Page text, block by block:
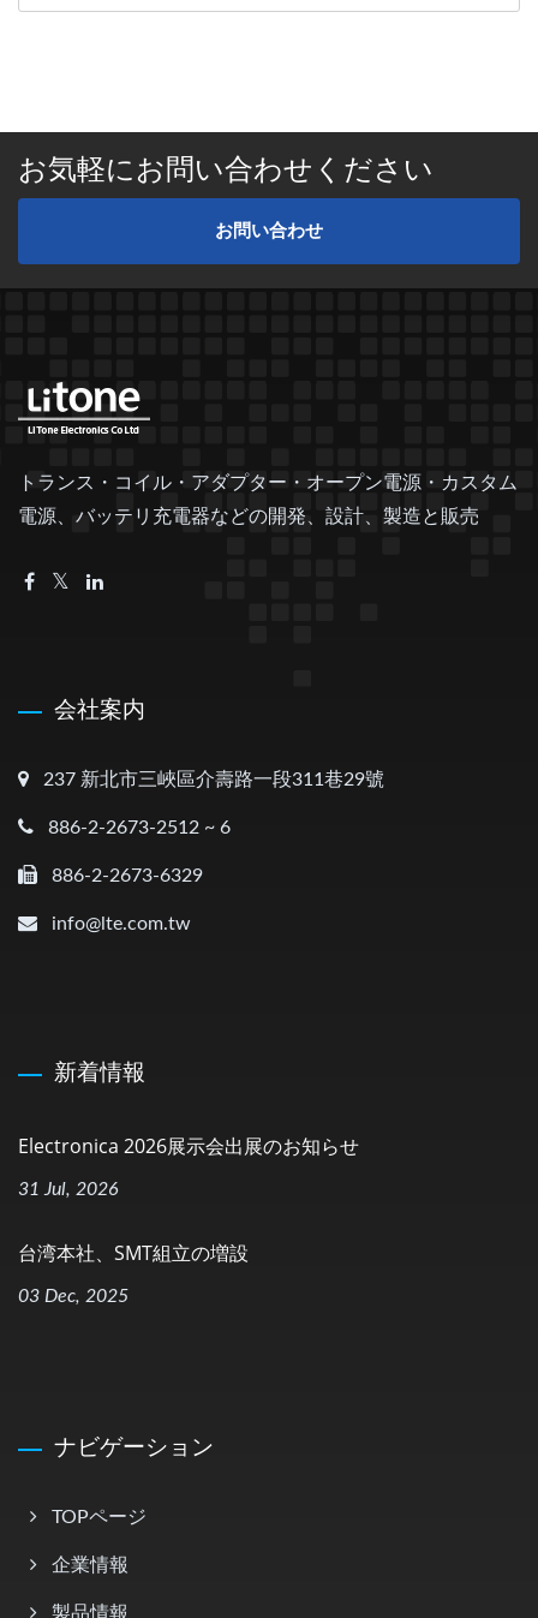
お気軽にお問い合わせください
お問い合わせ
トランス・コイル・アダプター・オープン電源・カスタム
電源、バッテリ充電器などの開発、設計、製造と販売
会社案内
237 新北市三峽區介壽路一段311巷29號
886-2-2673-2512 ~ 6
886-2-2673-6329
info@lte.com.tw
新着情報
Electronica 2026展示会出展のお知らせ
31 Jul, 2026
台湾本社、SMT組立の増設
03 Dec, 2025
ナビゲーション
TOPページ
企業情報
製品情報